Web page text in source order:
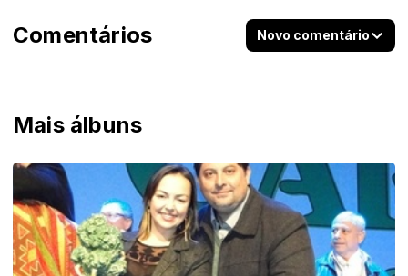
Mais álbuns
Comentários Novo comentário